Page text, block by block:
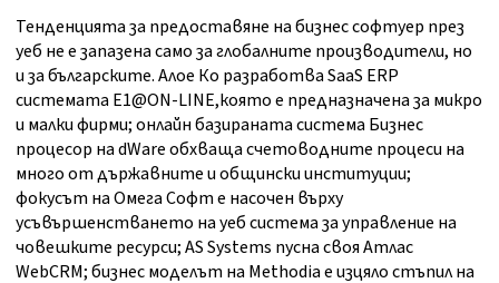
Тенденцията за предоставяне на бизнес софтуер през
уеб не е запазена само за глобалните производители, но
и за българските. Алое Ко разработва SaaS ERP
системата Е1@ON-LINE,която е предназначена за микро
и малки фирми; онлайн базираната система Бизнес
процесор на dWare обхваща счетоводните процеси на
много от държавните и общински институции;
фокусът на Омега Софт е насочен върху
усъвършенстването на уеб система за управление на
човешките ресурси; AS Systems пусна своя Атлас
WebCRM; бизнес моделът на Methodia е изцяло стъпил на